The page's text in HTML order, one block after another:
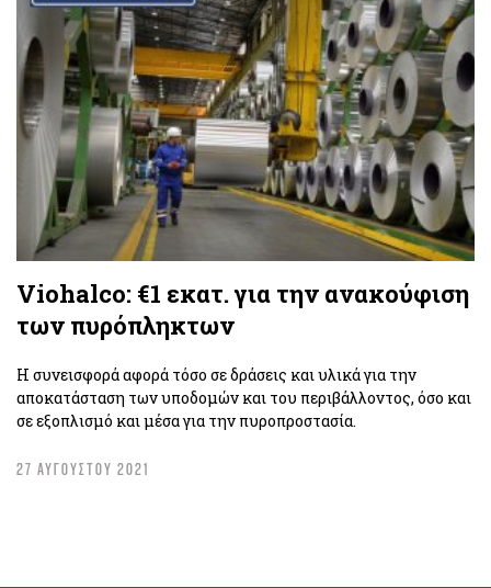
Viohalco: €1 εκατ. για την ανακούφιση
των πυρόπληκτων
Η συνεισφορά αφορά τόσο σε δράσεις και υλικά για την
αποκατάσταση των υποδομών και του περιβάλλοντος, όσο και
σε εξοπλισμό και μέσα για την πυροπροστασία.
27 ΑΥΓΟΥΣΤΟΥ 2021